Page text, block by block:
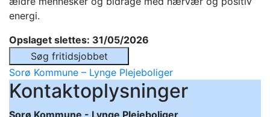
energi.
Opslaget slettes: 31/05/2026
Søg fritidsjobbet
Sorø Kommune – Lynge Plejeboliger
Kontaktoplysninger
Sorø Kommune - Lynge Plejeboliger